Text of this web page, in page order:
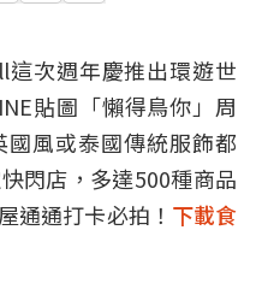
次週年慶推出環遊世
貼圖「懶得鳥你」周
國風或泰國傳統服飾都
閃店，多達500種商品
通通打卡必拍！ 下載食